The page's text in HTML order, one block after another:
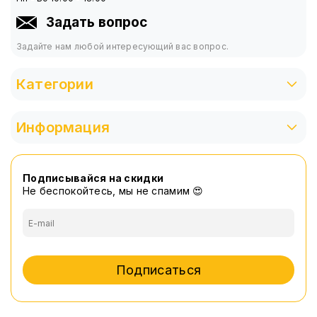
Задать вопрос
Задайте нам любой интересующий вас вопрос.
Категории
Информация
Подписывайся на скидки
Не беспокойтесь, мы не спамим 😍
Подписаться